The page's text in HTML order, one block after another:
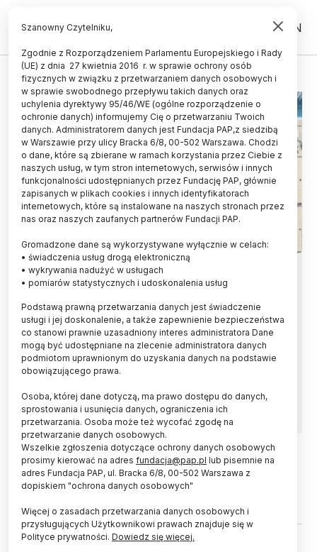
PL EN
KADRY
Gdańsk/ Ruszyła Akademia Energii
Jądrowej
W Gdańsku rozpoczęła się w piątek Akademia
Energii Jądrowej – pilotażowy program
edukacyjny Polskich Elektrowni Jądrowych,
który ma przygotować studentów z Pomorza
do pracy przy budowie i eksploatacji pierwszej
elektrowni jądrowej w Polsce.
UCZELNIE I INSTYTUCJE
Dwa instytuty PAN od stycznia mają
UCZELNIE I INSTYTUCJE
Szanowny Czytelniku,
Zgodnie z Rozporządzeniem Parlamentu Europejskiego i Rady
(UE) z dnia 27 kwietnia 2016 r. w sprawie ochrony osób
fizycznych w związku z przetwarzaniem danych osobowych i
w sprawie swobodnego przepływu takich danych oraz
uchylenia dyrektywy 95/46/WE (ogólne rozporządzenie o
ochronie danych) informujemy Cię o przetwarzaniu Twoich
danych. Administratorem danych jest Fundacja PAP,z siedzibą
w Warszawie przy ulicy Bracka 6/8, 00-502 Warszawa. Chodzi
o dane, które są zbierane w ramach korzystania przez Ciebie z
naszych usług, w tym stron internetowych, serwisów i innych
funkcjonalności udostępnianych przez Fundację PAP, głównie
zapisanych w plikach cookies i innych identyfikatorach
internetowych, które są instalowane na naszych stronach przez
nas oraz naszych zaufanych partnerów Fundacji PAP.
Gromadzone dane są wykorzystywane wyłącznie w celach:
• świadczenia usług drogą elektroniczną
• wykrywania nadużyć w usługach
• pomiarów statystycznych i udoskonalenia usług
Podstawą prawną przetwarzania danych jest świadczenie
usługi i jej doskonalenie, a także zapewnienie bezpieczeństwa
co stanowi prawnie uzasadniony interes administratora Dane
mogą być udostępniane na zlecenie administratora danych
podmiotom uprawnionym do uzyskania danych na podstawie
obowiązującego prawa.
Osoba, której dane dotyczą, ma prawo dostępu do danych,
sprostowania i usunięcia danych, ograniczenia ich
przetwarzania. Osoba może też wycofać zgodę na
przetwarzanie danych osobowych.
Wszelkie zgłoszenia dotyczące ochrony danych osobowych
prosimy kierować na adres fundacja@pap.pl lub pisemnie na
adres Fundacja PAP, ul. Bracka 6/8, 00-502 Warszawa z
dopiskiem "ochrona danych osobowych"
Więcej o zasadach przetwarzania danych osobowych i
przysługujących Użytkownikowi prawach znajduje się w
Polityce prywatności. Dowiedz się więcej.